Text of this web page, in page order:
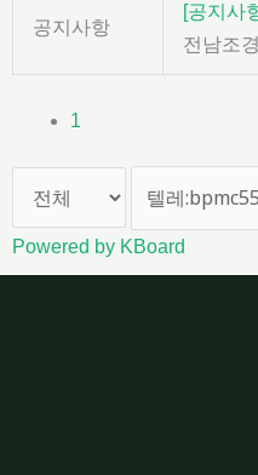
공지사항
[공지사
전남조
1
Powered by KBoard